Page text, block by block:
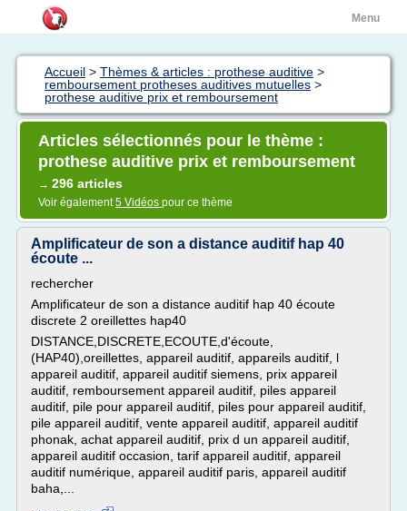
Menu
Accueil > Thèmes & articles : prothese auditive >
remboursement protheses auditives mutuelles >
prothese auditive prix et remboursement
Articles sélectionnés pour le thème :
prothese auditive prix et remboursement
→ 296 articles
Voir également5 Vidéos pour ce thème
Amplificateur de son a distance auditif hap 40
écoute ...
rechercher
Amplificateur de son a distance auditif hap 40 écoute
discrete 2 oreillettes hap40
DISTANCE,DISCRETE,ECOUTE,d'écoute,
(HAP40),oreillettes, appareil auditif, appareils auditif, l
appareil auditif, appareil auditif siemens, prix appareil
auditif, remboursement appareil auditif, piles appareil
auditif, pile pour appareil auditif, piles pour appareil auditif,
pile appareil auditif, vente appareil auditif, appareil auditif
phonak, achat appareil auditif, prix d un appareil auditif,
appareil auditif occasion, tarif appareil auditif, appareil
auditif numérique, appareil auditif paris, appareil auditif
baha,...